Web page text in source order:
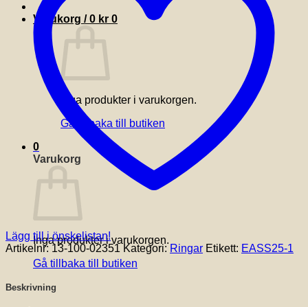
Varukorg /0 kr 0
Inga produkter i varukorgen.
Gå tillbaka till butiken
0
Varukorg
Inga produkter i varukorgen.
Gå tillbaka till butiken
Lägg till i önskelistan!
Artikelnr: 13-100-02351 Kategori: Ringar Etikett: EASS25-1
Beskrivning